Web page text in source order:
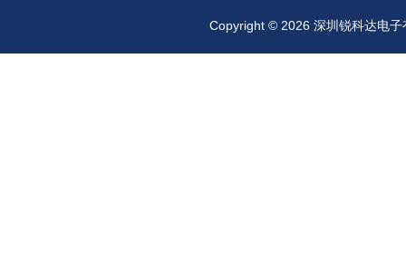
Copyright © 2026 深圳锐科达电